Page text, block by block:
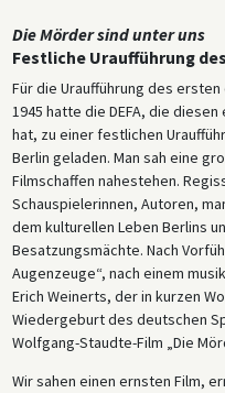
Die Mörder sind unter uns
Festliche Uraufführung
Für die Uraufführung des
1945 hatte die DEFA, die
hat, zu einer festlichen
Berlin geladen. Man sah eine
Filmschaffen nahestehen.
Schauspielerinnen, Autoren,
dem kulturellen Leben Berlins
Besatzungsmächte. Nach
Augenzeuge“, nach einem
Erich Weinerts, der in kurzen
Wiedergeburt des deutschen
Wolfgang-Staudte-Film „Die
Wir sahen einen ernsten Film,